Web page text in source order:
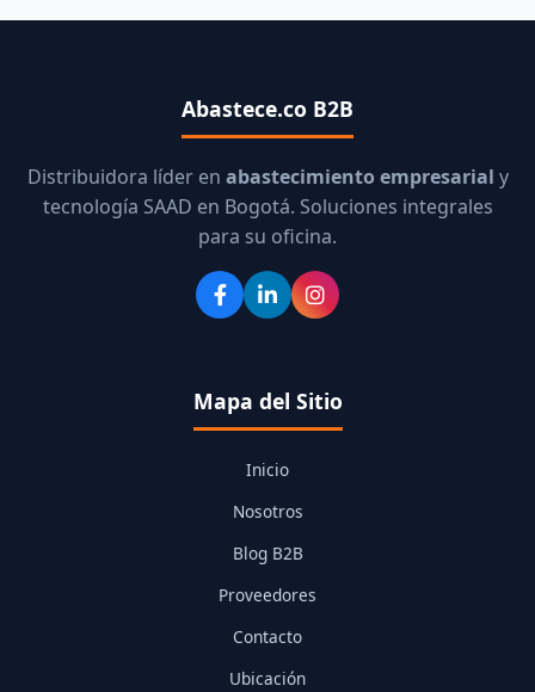
Abastece.co B2B
Distribuidora líder en abastecimiento empresarial y
tecnología SAAD en Bogotá. Soluciones integrales
para su oficina.
Mapa del Sitio
Inicio
Nosotros
Blog B2B
Proveedores
Contacto
Ubicación